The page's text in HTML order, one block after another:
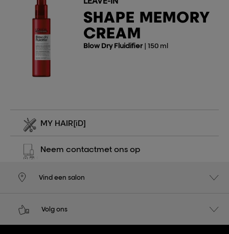
SHAPE MEMORY
CREAM
Blow Dry Fluidifier| 150 ml
MY HAIR[iD]
Neem contactmet ons op
Vind een salon
Volg ons